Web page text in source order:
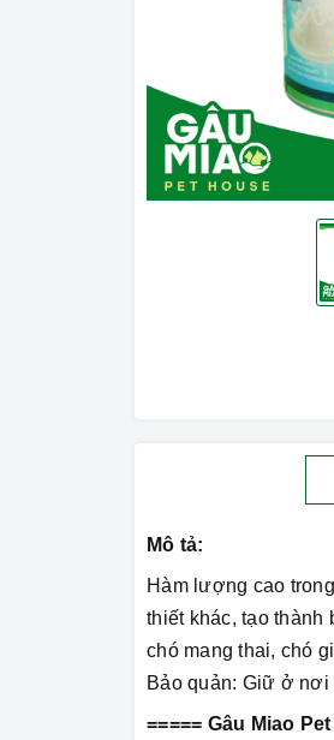
Mô tả:
Hàm lượng cao
thiết khác, tạo
chó mang thai, chó
Bảo quản: Giữ ở nơi
===== Gâu Miao